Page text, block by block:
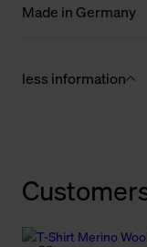
Made in Germany
less information